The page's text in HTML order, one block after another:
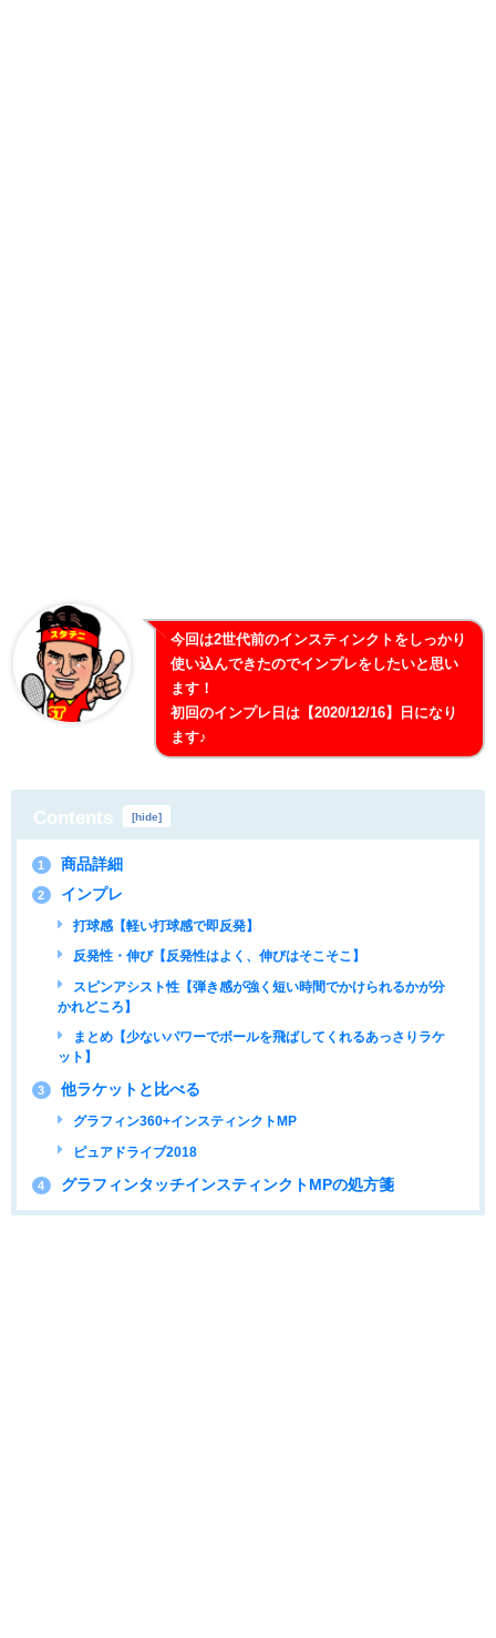
今回は2世代前のインスティンクトをしっかり
使い込んできたのでインプレをしたいと思い
ます！
初回のインプレ日は【2020/12/16】日になり
ます♪
Contents [hide]
1 商品詳細
2 インプレ
打球感【軽い打球感で即反発】
反発性・伸び【反発性はよく、伸びはそこそこ】
スピンアシスト性【弾き感が強く短い時間でかけられるかが分
かれどころ】
まとめ【少ないパワーでボールを飛ばしてくれるあっさりラケ
ット】
3 他ラケットと比べる
グラフィン360+インスティンクトMP
ピュアドライブ2018
4 グラフィンタッチインスティンクトMPの処方箋